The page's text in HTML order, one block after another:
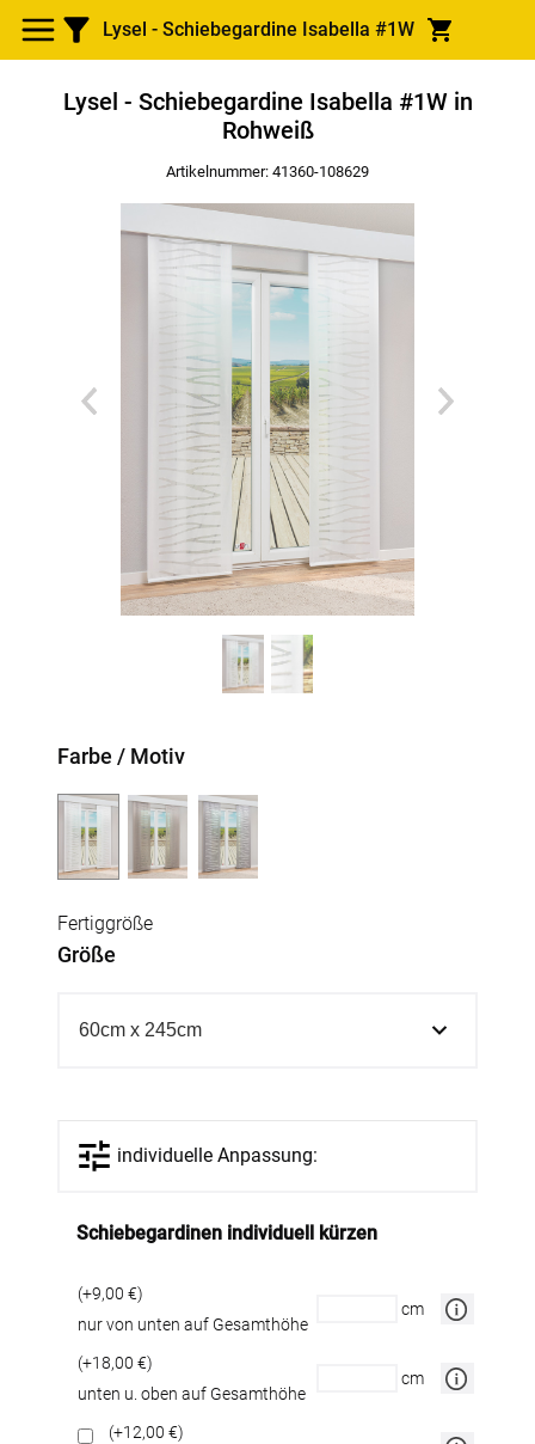
Lysel - Schiebegardine Isabella #1W
Lysel - Schiebegardine Isabella #1W in
Rohweiß
Artikelnummer: 41360-108629
Farbe / Motiv
Fertiggröße
Größe
individuelle Anpassung:
Schiebegardinen individuell kürzen
(+9,00 €)
nur von unten auf Gesamthöhe
cm
(+18,00 €)
unten u. oben auf Gesamthöhe
cm
(+12,00 €)